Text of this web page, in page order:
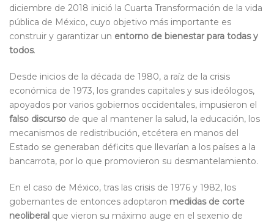
diciembre de 2018 inició la Cuarta Transformación de la vida
pública de México, cuyo objetivo más importante es
construir y garantizar un entorno de bienestar para todas y
todos.
Desde inicios de la década de 1980, a raíz de la crisis
económica de 1973, los grandes capitales y sus ideólogos,
apoyados por varios gobiernos occidentales, impusieron el
falso discurso de que al mantener la salud, la educación, los
mecanismos de redistribución, etcétera en manos del
Estado se generaban déficits que llevarían a los países a la
bancarrota, por lo que promovieron su desmantelamiento.
En el caso de México, tras las crisis de 1976 y 1982, los
gobernantes de entonces adoptaron medidas de corte
neoliberal que vieron su máximo auge en el sexenio de